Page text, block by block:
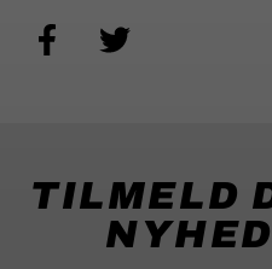
TILMELD